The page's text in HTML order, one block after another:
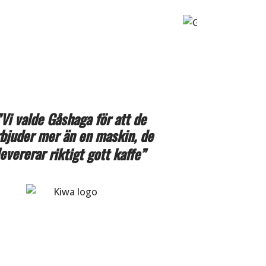
valde Gåshaga föratt de
mer änen maskin, de
riktigt gottkaffe”